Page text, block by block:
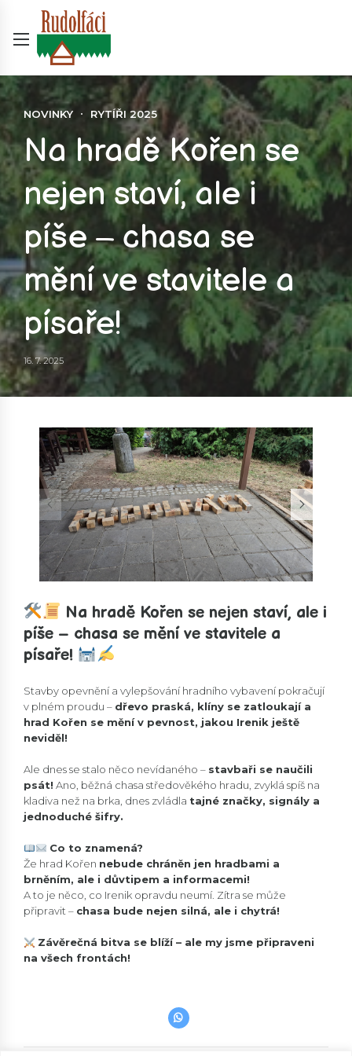
NOVINKY RYTÍŘI 2025
Na hradě Kořen se
nejen staví, ale i
píše – chasa se
mění ve stavitele a
písaře!
16. 7. 2025
Na hradě Kořen se nejen staví, ale i
píše – chasa se mění ve stavitele a
písaře!
Stavby opevnění a vylepšování hradního vybavení pokračují
v plném proudu – dřevo praská, klíny se zatloukají a
hrad Kořen se mění v pevnost, jakou Irenik ještě
neviděl!
Ale dnes se stalo něco nevídaného – stavbaři se naučili
psát! Ano, běžná chasa středověkého hradu, zvyklá spíš na
kladiva než na brka, dnes zvládla tajné značky, signály a
jednoduché šifry.
Co to znamená?
Že hrad Kořen nebude chráněn jen hradbami a
brněním, ale i důvtipem a informacemi!
A to je něco, co Irenik opravdu neumí. Zítra se může
připravit – chasa bude nejen silná, ale i chytrá!
Závěrečná bitva se blíží – ale my jsme připraveni
na všech frontách!